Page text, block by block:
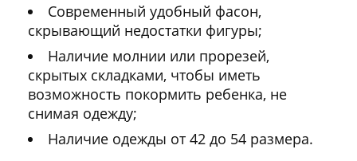
Современный удобный фасон,
скрывающий недостатки фигуры;
Наличие молнии или прорезей,
скрытых складками, чтобы иметь
возможность покормить ребенка, не
снимая одежду;
Наличие одежды от 42 до 54 размера.